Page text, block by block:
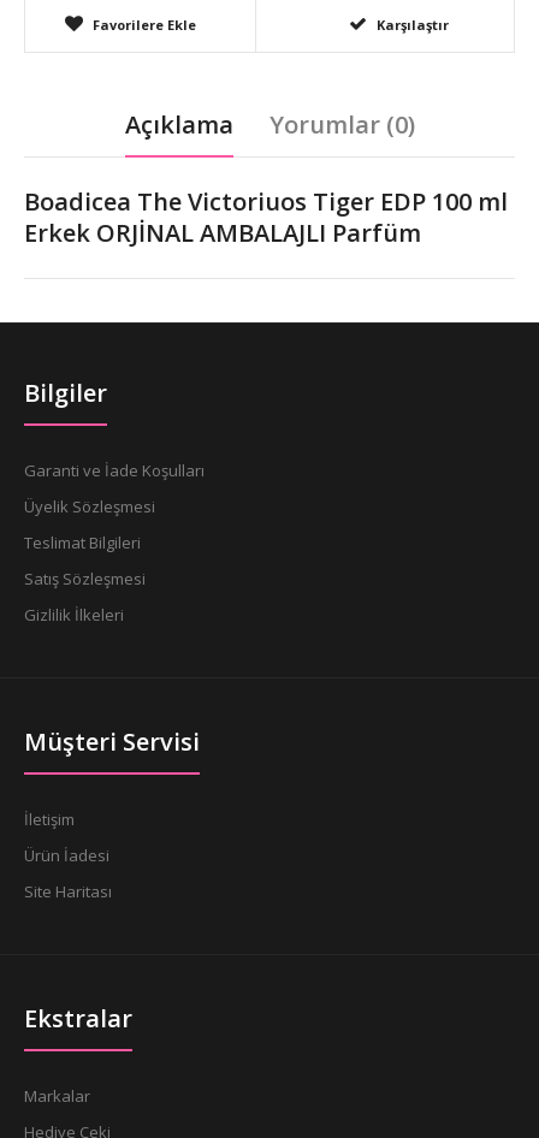
Favorilere Ekle Karşılaştır
Açıklama Yorumlar (0)
Boadicea The Victoriuos Tiger EDP 100 ml
Erkek ORJİNAL AMBALAJLI Parfüm
Bilgiler
Garanti ve İade Koşulları
Üyelik Sözleşmesi
Teslimat Bilgileri
Satış Sözleşmesi
Gizlilik İlkeleri
Müşteri Servisi
İletişim
Ürün İadesi
Site Haritası
Ekstralar
Markalar
Hediye Çeki